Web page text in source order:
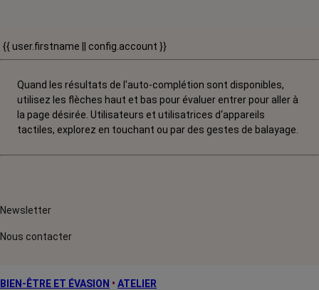
{{ user.firstname || config.account }}
Quand les résultats de l'auto-complétion sont disponibles,
utilisez les flèches haut et bas pour évaluer entrer pour aller à
la page désirée. Utilisateurs et utilisatrices d‘appareils
tactiles, explorez en touchant ou par des gestes de balayage.
Newsletter
Nous contacter
BIEN-ÊTRE ET ÉVASION • ATELIER